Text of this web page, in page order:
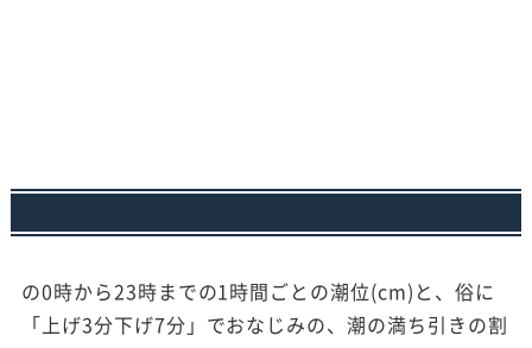
の0時から23時までの1時間ごとの潮位(cm)と、俗に
「上げ3分下げ7分」でおなじみの、潮の満ち引きの割